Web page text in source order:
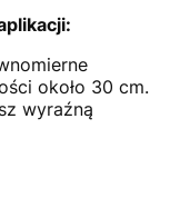
około 30 cm.
wyraźną